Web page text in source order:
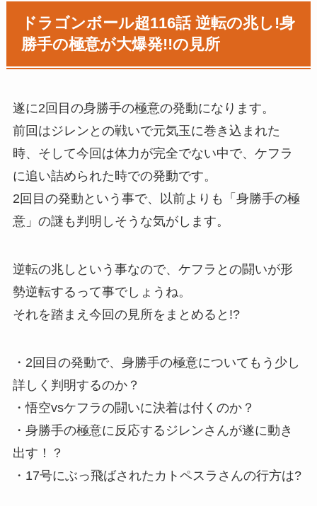
ドラゴンボール超116話 逆転の兆し!身
勝手の極意が大爆発!!の見所
遂に2回目の身勝手の極意の発動になります。
前回はジレンとの戦いで元気玉に巻き込まれた
時、そして今回は体力が完全でない中で、ケフラ
に追い詰められた時での発動です。
2回目の発動という事で、以前よりも「身勝手の極
意」の謎も判明しそうな気がします。
逆転の兆しという事なので、ケフラとの闘いが形
勢逆転するって事でしょうね。
それを踏まえ今回の見所をまとめると!?
・2回目の発動で、身勝手の極意についてもう少し
詳しく判明するのか？
・悟空vsケフラの闘いに決着は付くのか？
・身勝手の極意に反応するジレンさんが遂に動き
出す！？
・17号にぶっ飛ばされたカトペスラさんの行方は?